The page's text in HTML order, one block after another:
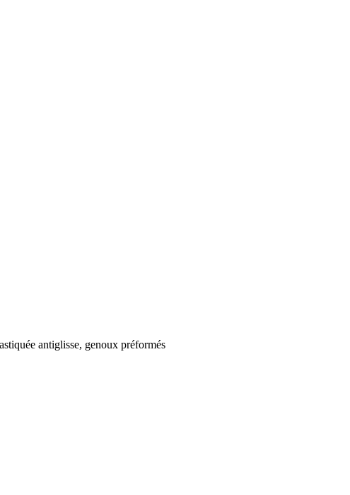
antiglisse, genoux préformés